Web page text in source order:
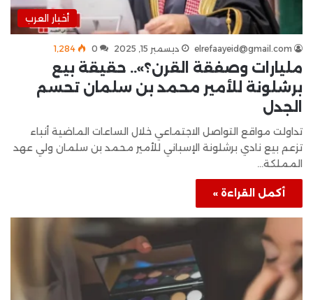
أخبار العرب
elrefaayeid@gmail.com ديسمبر 15, 2025 0 1٬284
مليارات وصفقة القرن؟».. حقيقة بيع
برشلونة للأمير محمد بن سلمان تحسم
الجدل
تداولت مواقع التواصل الاجتماعي خلال الساعات الماضية أنباء
تزعم بيع نادي برشلونة الإسباني للأمير محمد بن سلمان ولي عهد
المملكة…
أكمل القراءة »